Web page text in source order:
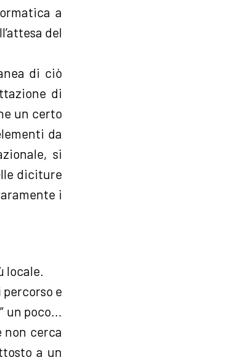
a
del
di ciò
di
un certo
da
si
diciture
i
locale.
e
un poco…
non cerca
a un